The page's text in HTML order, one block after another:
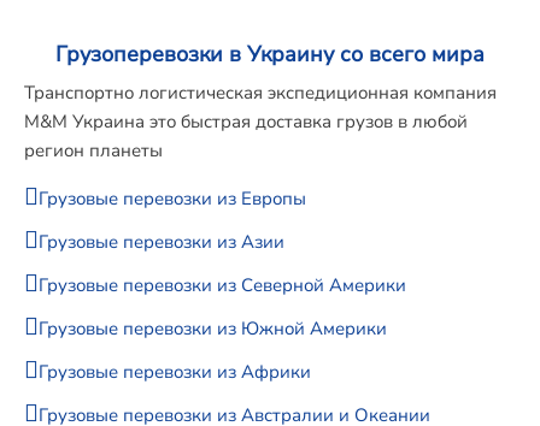
Грузоперевозки в Украину со всего мира
Транспортно логистическая экспедиционная компания
М&M Украина это быстрая доставка грузов в любой
регион планеты
Грузовые перевозки из Европы
Грузовые перевозки из Азии
Грузовые перевозки из Северной Америки
Грузовые перевозки из Южной Америки
Грузовые перевозки из Африки
Грузовые перевозки из Австралии и Океании